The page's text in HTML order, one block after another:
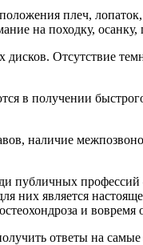
плеч,
на походку,
Отсутствие
в получении
наличие
публичных
является
и
ответы на